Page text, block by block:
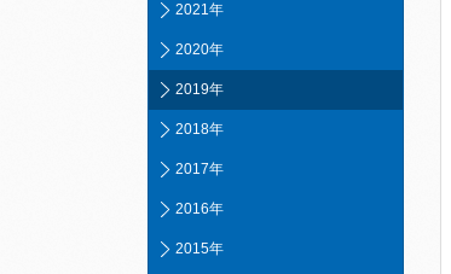
2021年
2020年
2019年
2018年
2017年
2016年
2015年